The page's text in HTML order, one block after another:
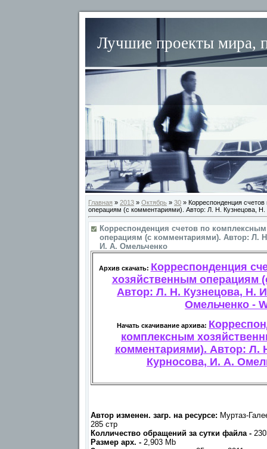
Лучшие проекты мира,
Главная » 2013 » Октябрь » 30 » Корреспонденция
операциям (с комментариями). Автор: Л. Н. Кузнецова,
Корреспонденция счетов по
операциям (с комментариями). Автор: Л.
И. А. Омельченко
Архив скачать: Корреспонденция
хозяйственным операциям
Автор: Л. Н. Кузнецова, Н.
Омельченко -
Начать скачивание архива:
комплексным
комментариями). Автор: Л.
Курносова, И. А.
Автор изменен. загр. на ресурсе: Муртаз-
285 стр
Колличество обращений за сутки файла -
Размер арх. - 2,903 Mb